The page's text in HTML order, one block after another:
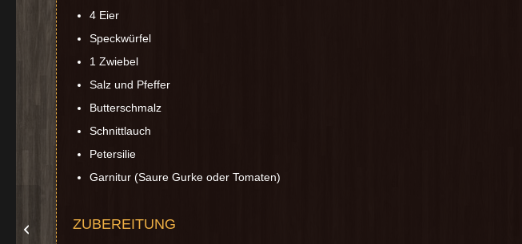
4 Eier
Speckwürfel
1 Zwiebel
Salz und Pfeffer
Butterschmalz
Schnittlauch
Petersilie
Garnitur (Saure Gurke oder Tomaten)
ZUBEREITUNG
Spaghetti mit
Meeresfrüchte